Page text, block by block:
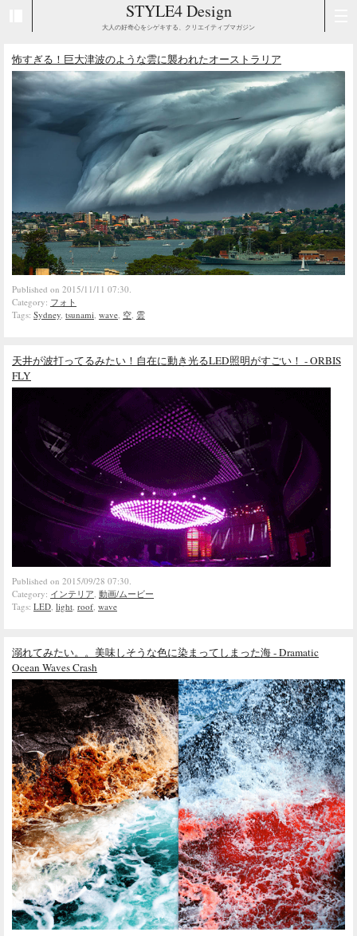
STYLE4 Design
大人の好奇心をシゲキする、クリエイティブマガジン
怖すぎる！巨大津波のような雲に襲われたオーストラリア
Published on 2015/11/11 07:30.
Category: フォト
Tags: Sydney tsunami wave 空 雲
天井が波打ってるみたい！自在に動き光るLED照明がすごい！ - ORBIS
FLY
Published on 2015/09/28 07:30.
Category: インテリア, 動画/ムービー
Tags: LED, light, roof, wave
溺れてみたい。。美味しそうな色に染まってしまった海 - Dramatic
Ocean Waves Crash